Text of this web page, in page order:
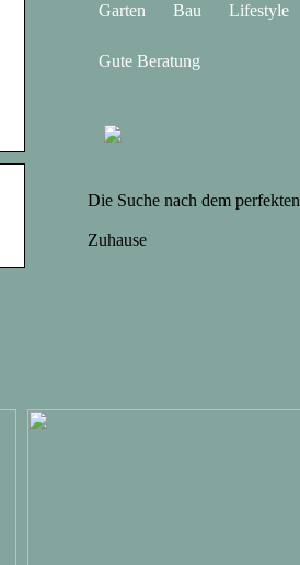
Garten Bau Lifestyle
Gute Beratung
Die Suche nach dem perfekten
Zuhause